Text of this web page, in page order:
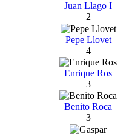
Juan Llago I
2
Pepe Llovet
4
Enrique Ros
3
Benito Roca
3